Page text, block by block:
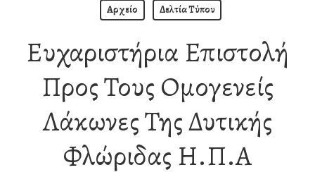
Αρχείο Δελτία Τύπου
Ευχαριστήρια Επιστολή
Προς Τους Ομογενείς
Λάκωνες Της Δυτικής
Φλώριδας Η.Π.Α